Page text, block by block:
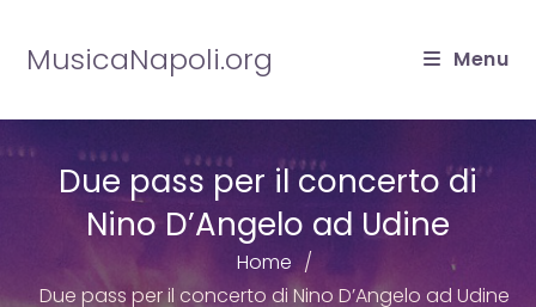
contenuto
MusicaNapoli.org Menu
Due pass per il concerto di
Nino D’Angelo ad Udine
Home
Due pass per il concerto di Nino D’Angelo ad Udine